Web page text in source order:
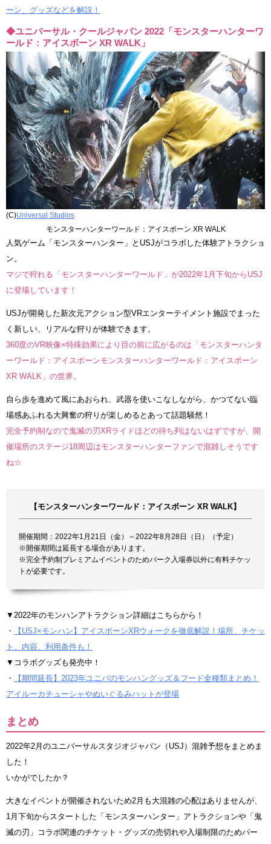
ーン、グッズなどを解説！
◆ユニバーサル・クールジャパン 2022「モンスターハンターワ
ールド：アイスボーン XR WALK」
(C)Universal Studios
モンスターハンターワールド：アイスボーン XR WALK
人気ゲーム「モンスターハンター」とUSJがコラボした体験アトラクショ
ン。
マジで狩れる「モンスターハンターワールド」が2022年1月下旬からUSJ
に登場しています！
USJが開発した新次元アクション型VRエンターテイメント施設でまった
く新しい、リアルな狩りが体験できます。
360度のVR映像×特殊効果により目の前に広がるのは「モンスターハンタ
ーワールド：アイスボーンモンスターハンターワールド：アイスボーン
XR WALK」の世界。
自ら歩を進めて風にあおられ、武器を使いこなしながら、かつてない臨
場感あふれる大興奮の狩りが楽しめるとあって話題騒然！
完全予約制なので鬼滅の刃XRライドほどの待ち列はないはずですが、開
催場所のステージ18周辺はモンスターハンターファンで混雑しそうです
ね☆
【モンスターハンターワールド：アイスボーン XR WALK】
開催期間：2022年1月21日（金）～2022年8月28日（日）（予定）
※開催期間は延長する場合があります。
※完全予約制プレミアムイベントのためパーク入場券以外に有料チケッ
トが必要です。
▼2022年のモンハンアトラクション詳細はこちらから！
・
【USJ×モンハン】アイスボーンXRウォークを徹底解説！場所、チケッ
ト、内容、利用条件も！
▼コラボグッズも発売中！
・
【期間延長】2023年ユニバのモンハングッズ＆フード全種類まとめ！
アイルーカチューシャやぬいぐるみハットが登場
まとめ
2022年2月のユニバーサルスタジオジャパン（USJ）混雑予想をまとめま
した！
いかがでしたか？
大きなイベントが開催されないため2月も大混雑の心配はありませんが、
1月下旬からスタートした「モンスターハンター」アトラクションや「鬼
滅の刃」コラボ関連のチケット・グッズの売切れや入場制限のためパー